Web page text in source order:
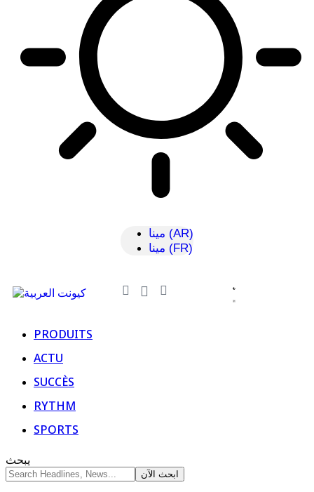
مينا (AR)
مينا (FR)
PRODUITS
ACTU
SUCCÈS
RYTHM
SPORTS
يبحث